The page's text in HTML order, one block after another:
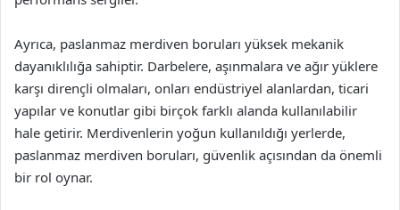
Ayrıca, paslanmaz merdiven boruları yüksek mekanik
dayanıklılığa sahiptir. Darbelere, aşınmalara ve ağır yüklere
karşı dirençli olmaları, onları endüstriyel alanlardan, ticari
yapılar ve konutlar gibi birçok farklı alanda kullanılabilir
hale getirir. Merdivenlerin yoğun kullanıldığı yerlerde,
paslanmaz merdiven boruları, güvenlik açısından da önemli
bir rol oynar.